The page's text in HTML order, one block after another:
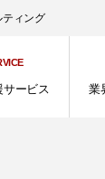
ィング
サービス 業